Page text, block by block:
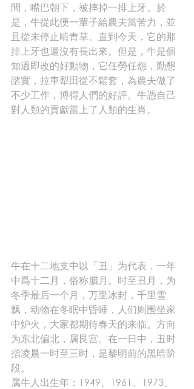
間，嘴巴朝下，被摔掉一排上牙。於
是，牛從此便一輩子給農夫當苦力，並
且從未停止啃青草。直到今天，它的那
排上牙也還沒有長出來。但是，牛是個
知過即改的好動物，它任勞任怨，勤懇
踏實，拉車犁田從不鬆套，為農夫做了
不少工作，博得人們的好評。牛憑自己
對人類的貢獻當上了人類的生肖。
牛在十二地支中以「丑」为代表，一年
中爲十二月，俗称腊月。时至丑月，为
冬季最后一个月，万里冰封，千里雪
飘，动物在冬眠中昏睡，人们则围坐家
中炉火，大家都期待春天的来临。方向
为东北偏北，属艮宫。在一日中，丑时
指凌晨一时至三时，是黎明前的黑暗阶
段。
属牛人出生年：1949、1961、1973、